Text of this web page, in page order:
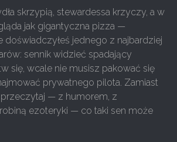
skrzypią, stewardessa krzyczy, a w
jak gigantyczna pizza —
doświadczyłeś jednego z najbardziej
sennik widzieć spadający
się, wcale nie musisz pakować się
prywatnego pilota. Zamiast
— z humorem, z
ezoteryki — co taki sen może